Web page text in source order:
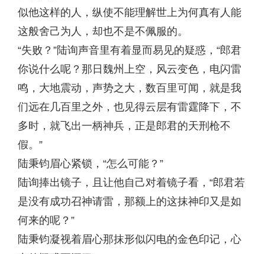
似他这样的人，纵使不能理解世上为何真有人能
这般舍己为人，却也不是不佩服的。
“失败？”陆询声音里有着显而易见的疑惑，“郎君
你说什么呢？那日魏州上空，风云变色，电闪雷
鸣，大地震动，声势之大，数百里可闻，就是我
们远在几百里之外，也见得云层有雷霆降下，不
多时，就飞出一柄神兵，正是郎君的天刑枪不
假。”
陆秉钧眉心紧锁，“怎么可能？”
陆询捧出镜子，且让他自己对着镜子看，“郎君若
是没有成功召神请雷，那额上的这抹神印又是如
何来的呢？”
陆秉钧凝视着眉心那抹形似闪电的金色印记，心